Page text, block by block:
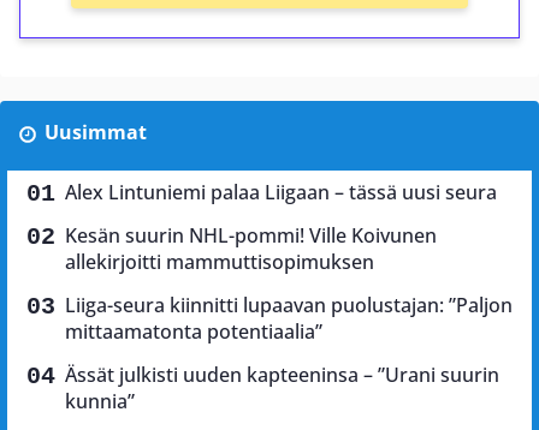
Uusimmat
Alex Lintuniemi palaa Liigaan – tässä uusi seura
Kesän suurin NHL-pommi! Ville Koivunen
allekirjoitti mammuttisopimuksen
Liiga-seura kiinnitti lupaavan puolustajan: ”Paljon
mittaamatonta potentiaalia”
Ässät julkisti uuden kapteeninsa – ”Urani suurin
kunnia”